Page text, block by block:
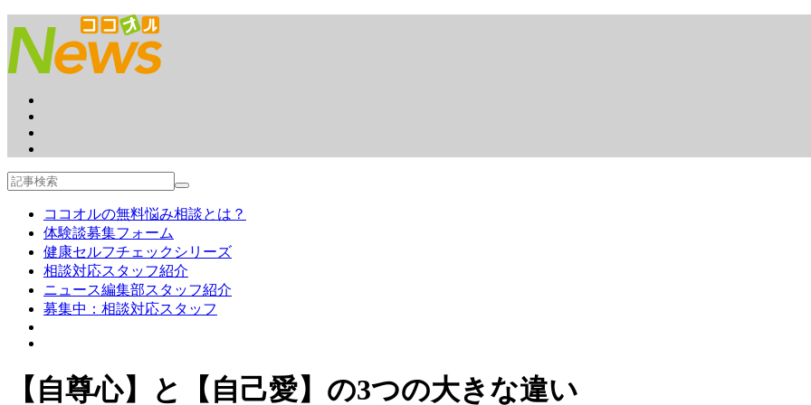
ココオルの無料悩み相談とは？
体験談募集フォーム
健康セルフチェックシリーズ
相談対応スタッフ紹介
ニュース編集部スタッフ紹介
募集中：相談対応スタッフ
【自尊心】と【自己愛】の3つの大きな違い